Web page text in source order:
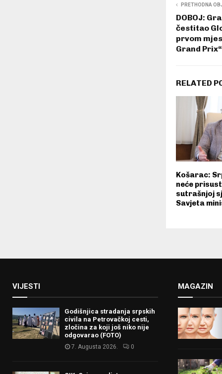
PRETHODNA
DOBOJ:
čestitao
prvom
Grand
RELATED
Košarac:
neće
sutrašnjoj
Savjeta
VIJESTI
Godišnjica stradanja srpskih
civila na Petrovačkoj cesti,
zločina za koji još niko nije
odgovarao (FOTO)
7. Augusta 2026. 0
MAGAZIN